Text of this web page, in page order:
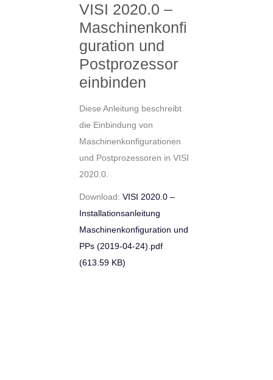
VISI 2020.0 –
Maschinenkonfi
guration und
Postprozessor
einbinden
Diese Anleitung beschreibt
die Einbindung von
Maschinenkonfigurationen
und Postprozessoren in VISI
2020.0.
Download: VISI 2020.0 –
Installationsanleitung
Maschinenkonfiguration und
PPs (2019-04-24).pdf
(613.59 KB)